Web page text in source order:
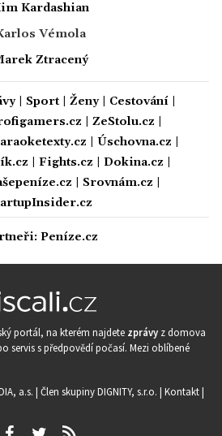
Kardashian
Vémola
Ztracený
| Sport| Ženy| Cestování|
ZeStolu.cz
Úschovna.cz
Fights.cz Dokina.cz
Srovnám.cz
Peníze.cz
portál, na kterém najdete zprávy z domova
servis s předpovědí počasí. Mezi oblíbené
a.s. | Člen skupiny DIGNITY, s.r.o. | Kontakt|